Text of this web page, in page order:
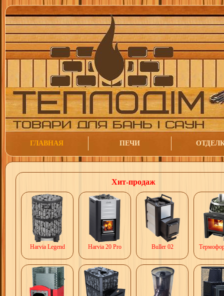
ГЛАВНАЯ ПЕЧИ
Хит-продаж
Harvia Legend Harvia 20 Pro Buller 02